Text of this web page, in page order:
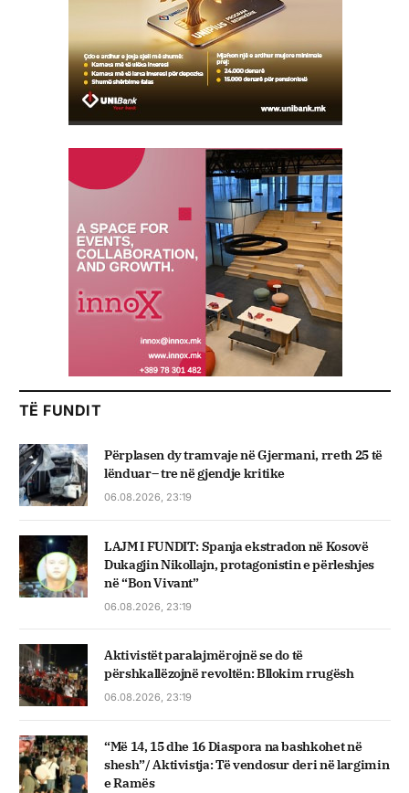
TË FUNDIT
Përplasen dy tramvaje në Gjermani, rreth 25 të
lënduar– tre në gjendje kritike
06.08.2026, 23:19
LAJM I FUNDIT: Spanja ekstradon në Kosovë
Dukagjin Nikollajn, protagonistin e përleshjes
në “Bon Vivant”
06.08.2026, 23:19
Aktivistët paralajmërojnë se do të
përshkallëzojnë revoltën: Bllokim rrugësh
06.08.2026, 23:19
“Më 14, 15 dhe 16 Diaspora na bashkohet në
shesh”/ Aktivistja: Të vendosur deri në largimin
e Ramës